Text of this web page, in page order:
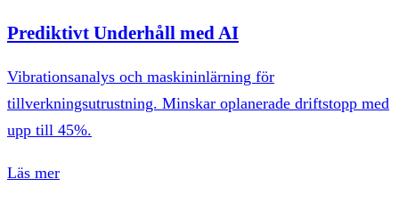
Prediktivt Underhåll med AI
Vibrationsanalys och maskininlärning för
tillverkningsutrustning. Minskar oplanerade driftstopp med
upp till 45%.
Läs mer